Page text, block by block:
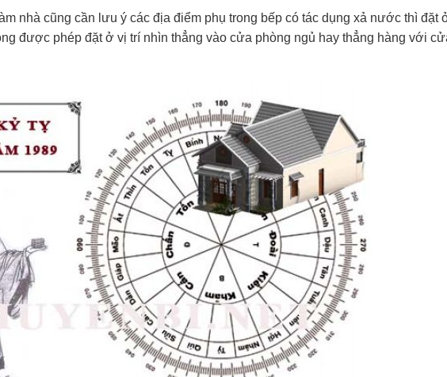
nhà cũng cần lưu ý các địa điểm phụ trong bếp có tác dụng xả nước thì đặt
được phép đặt ở vị trí nhìn thẳng vào cửa phòng ngủ hay thẳng hàng với